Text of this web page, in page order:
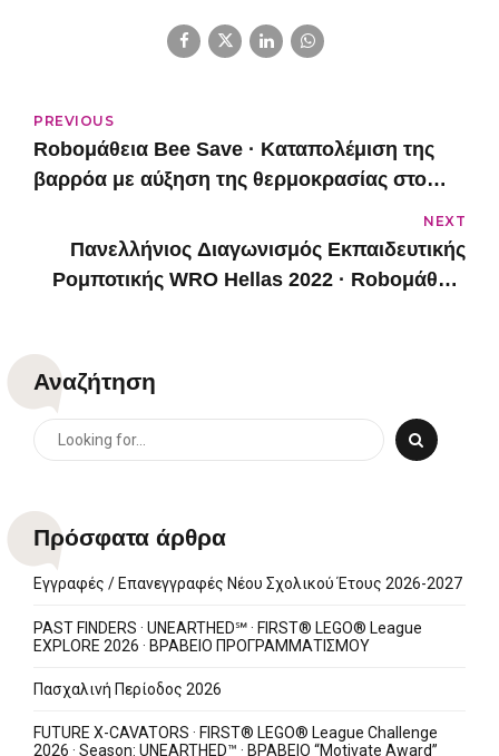
PREVIOUS
Roboμάθεια Bee Save · Καταπολέμιση της
βαρρόα με αύξηση της θερμοκρασίας στο
Εκπαιδευτικής Ρομποτικής WRO Hellas 2022
NEXT
Πανελλήνιος Διαγωνισμός Εκπαιδευτικής
Ρομποτικής WRO Hellas 2022 · Roboμάθεια
Αναζήτηση
Πρόσφατα άρθρα
Εγγραφές / Επανεγγραφές Νέου Σχολικού Έτους 2026-2027
PAST FINDERS · UNEARTHED℠ · FIRST® LEGO® League
EXPLORE 2026 · ΒΡΑΒΕΙΟ ΠΡΟΓΡΑΜΜΑΤΙΣΜΟΥ
Πασχαλινή Περίοδος 2026
FUTURE X-CAVATORS · FIRST® LEGO® League Challenge
2026 · Season: UNEARTHED™ · ΒΡΑΒΕΙΟ “Motivate Award”